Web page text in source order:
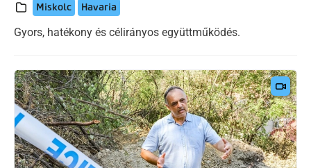
Miskolc Havaria
Gyors, hatékony és célirányos együttműködés.